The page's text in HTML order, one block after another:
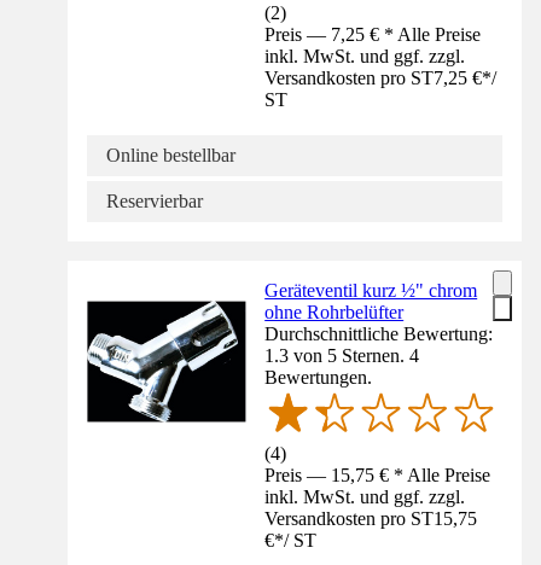
(2)
Preis — 7,25 € * Alle Preise
inkl. MwSt. und ggf. zzgl.
Versandkosten pro ST7,25 €*/
ST
Online bestellbar
Reservierbar
Geräteventil kurz ½" chrom
ohne Rohrbelüfter
Durchschnittliche Bewertung:
1.3 von 5 Sternen. 4
Bewertungen.
(4)
Preis — 15,75 € * Alle Preise
inkl. MwSt. und ggf. zzgl.
Versandkosten pro ST15,75
€*/ ST